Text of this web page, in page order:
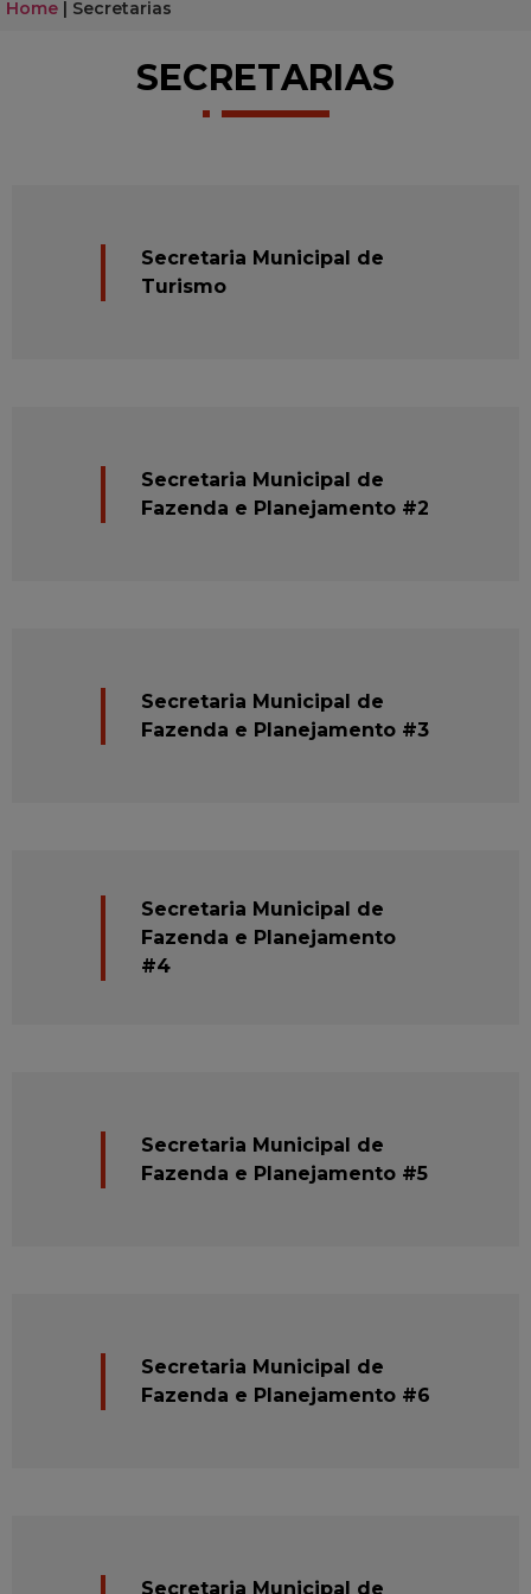
Home | Secretarias
SECRETARIAS
Secretaria Municipal de
Turismo
Secretaria Municipal de
Fazenda e Planejamento #2
Secretaria Municipal de
Fazenda e Planejamento #3
Secretaria Municipal de
Fazenda e Planejamento
#4
Secretaria Municipal de
Fazenda e Planejamento #5
Secretaria Municipal de
Fazenda e Planejamento #6
Secretaria Municipal de